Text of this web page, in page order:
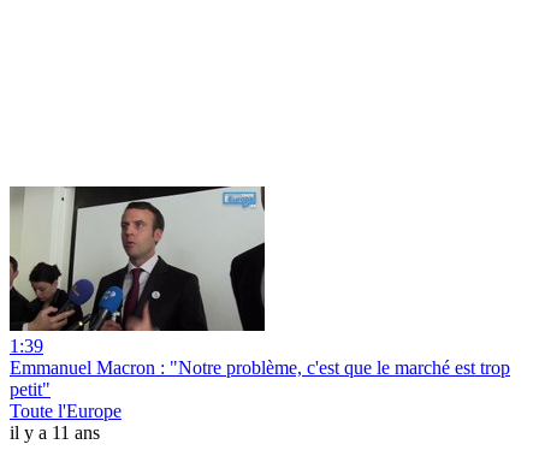
1:39
Emmanuel Macron : "Notre problème, c'est que le marché est trop
petit"
Toute l'Europe
il y a 11 ans